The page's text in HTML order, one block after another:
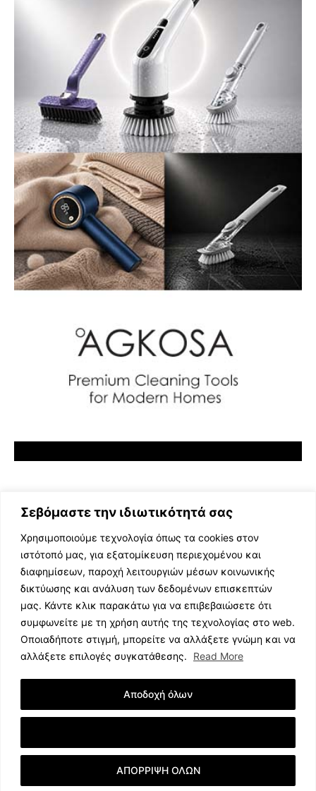
Σεβόμαστε την ιδιωτικότητά σας
Χρησιμοποιούμε τεχνολογία όπως τα cookies στον
ιστότοπό μας, για εξατομίκευση περιεχομένου και
διαφημίσεων, παροχή λειτουργιών μέσων κοινωνικής
δικτύωσης και ανάλυση των δεδομένων επισκεπτών
μας. Κάντε κλικ παρακάτω για να επιβεβαιώσετε ότι
συμφωνείτε με τη χρήση αυτής της τεχνολογίας στο web.
Οποιαδήποτε στιγμή, μπορείτε να αλλάξετε γνώμη και να
αλλάξετε επιλογές συγκατάθεσης.
Read More
ΑΠΟΡΡΙΨΗ ΟΛΩΝ
Αποδοχή όλων
ΕΛΛΗΝΙΚΗ ΜΟΥΣΙΚΗ
TV SHOWS
EVENTS
ΘΕΑΤΡΟ
ΔΙΑΓΩΝΙΣΜΟΙ
STOA CULTURA
ΣΥΝΕΝΤΕΥΞΕΙΣ
© 2023 music.net.cy, All Rights Reserved